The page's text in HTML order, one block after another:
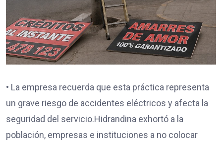
• La empresa recuerda que esta práctica representa
un grave riesgo de accidentes eléctricos y afecta la
seguridad del servicio.Hidrandina exhortó a la
población, empresas e instituciones a no colocar